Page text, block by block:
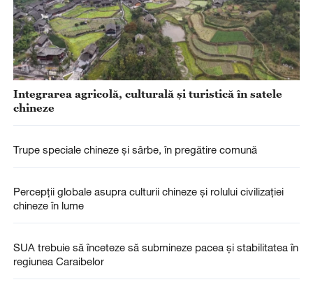
Integrarea agricolă, culturală și turistică în satele
chineze
Trupe speciale chineze și sârbe, în pregătire comună
Percepții globale asupra culturii chineze și rolului civilizației
chineze în lume
SUA trebuie să înceteze să submineze pacea și stabilitatea în
regiunea Caraibelor